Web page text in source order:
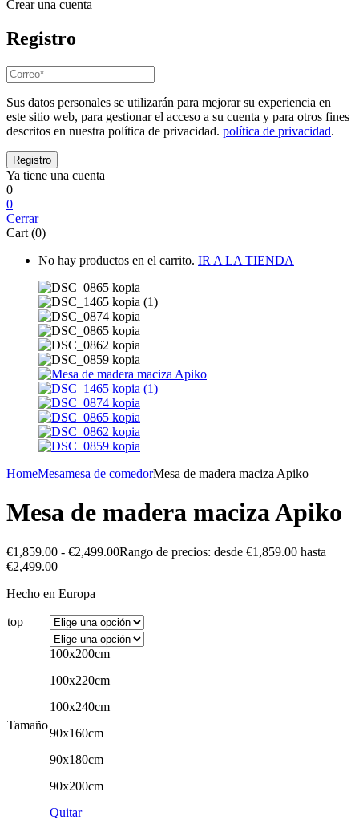
Crear una cuenta
Registro
Sus datos personales se utilizarán para mejorar su experiencia en
este sitio web, para gestionar el acceso a su cuenta y para otros fines
descritos en nuestra política de privacidad. política de privacidad.
Ya tiene una cuenta
0
0
Cerrar
Cart (0)
No hay productos en el carrito. IR A LA TIENDA
HomeMesamesa de comedorMesa de madera maciza Apiko
Mesa de madera maciza Apiko
€1,859.00 - €2,499.00Rango de precios: desde €1,859.00 hasta
€2,499.00
Hecho en Europa
top
Tamaño
100x200cm
100x220cm
100x240cm
90x160cm
90x180cm
90x200cm
Quitar